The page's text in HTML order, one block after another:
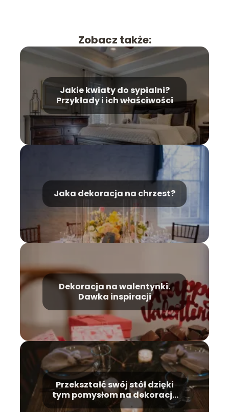
Zobacz także:
Jakie kwiaty do sypialni?
Przykłady i ich właściwości
Jaka dekoracja na chrzest‍?
Dekoracja na walentynki.
Dawka inspiracji
Przekształć swój stół dzięki
tym pomysłom na dekorację
stołu!